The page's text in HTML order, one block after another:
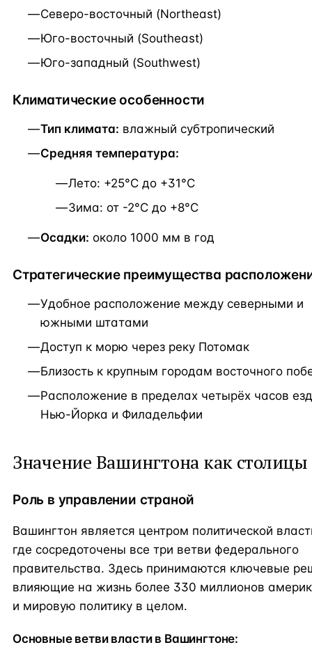
Северо-восточный (Northeast)
Юго-восточный (Southeast)
Юго-западный (Southwest)
Климатические особенности
Тип климата: влажный субтропический
Средняя температура:
Лето: +25°C до +31°C
Зима: от -2°C до +8°C
Осадки: около 1000 мм в год
Стратегические преимущества
Удобное расположение между северными и
южными штатами
Доступ к морю через реку Потомак
Близость к крупным городам восточного
Расположение в пределах четырёх часов
Нью-Йорка и Филадельфии
Значение Вашингтона как
Роль в управлении страной
Вашингтон является центром политической
где сосредоточены все три ветви федерального
правительства. Здесь принимаются ключевые
влияющие на жизнь более 330 миллионов
и мировую политику в целом.
Основные ветви власти в Вашингтоне: